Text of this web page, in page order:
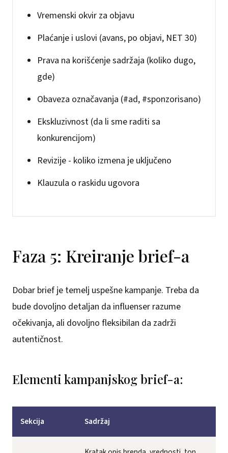
Vremenski okvir za objavu
Plaćanje i uslovi (avans, po objavi, NET 30)
Prava na korišćenje sadržaja (koliko dugo,
gde)
Obaveza označavanja (#ad, #sponzorisano)
Ekskluzivnost (da li sme raditi sa
konkurencijom)
Revizije - koliko izmena je uključeno
Klauzula o raskidu ugovora
Faza 5: Kreiranje brief-a
Dobar brief je temelj uspešne kampanje. Treba da
bude dovoljno detaljan da influenser razume
očekivanja, ali dovoljno fleksibilan da zadrži
autentičnost.
Elementi kampanjskog brief-a:
Sekcija Sadržaj